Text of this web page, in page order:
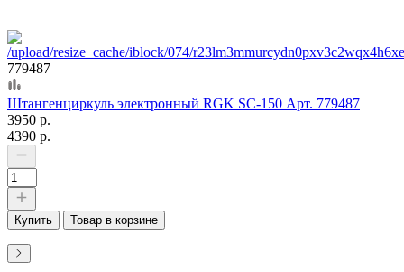
779487
Штангенциркуль электронный RGK SC-150 Арт. 779487
3950 р.
4390 р.
Купить Товар в корзине